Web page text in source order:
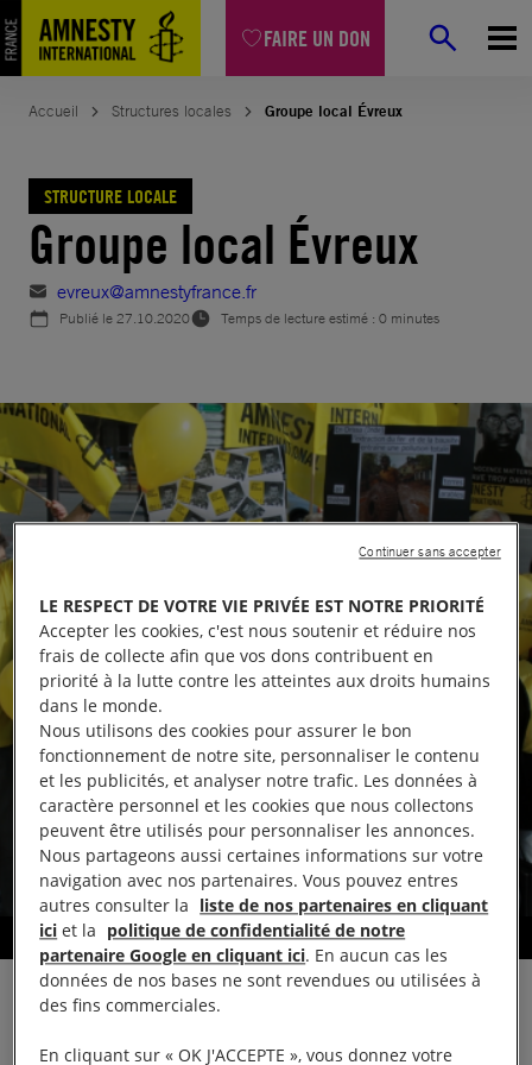
FAIRE UN DON
Aller
au
contenu
Accueil Structures locales Groupe local Évreux
STRUCTURE LOCALE
Groupe local Évreux
evreux@amnestyfrance.fr
Publié le27.10.2020 Temps de lecture estimé : 0 minutes
Défendre les droits humains
LE RESPECT DE VOTRE VIE PRIVÉE EST NOTRE PRIORITÉ
Accepter les cookies, c'est nous soutenir et réduire nos
frais de collecte afin que vos dons contribuent en
priorité à la lutte contre les atteintes aux droits humains
dans le monde.
Nous utilisons des cookies pour assurer le bon
fonctionnement de notre site, personnaliser le contenu
et les publicités, et analyser notre trafic. Les données à
caractère personnel et les cookies que nous collectons
peuvent être utilisés pour personnaliser les annonces.
Nous partageons aussi certaines informations sur votre
navigation avec nos partenaires. Vous pouvez entres
autres consulter la liste de nos partenaires en cliquant
ici et la politique de confidentialité de notre
partenaire Google en cliquant ici. En aucun cas les
données de nos bases ne sont revendues ou utilisées à
des fins commerciales.
En cliquant sur « OK J'ACCEPTE », vous donnez votre
Continuer sans accepter